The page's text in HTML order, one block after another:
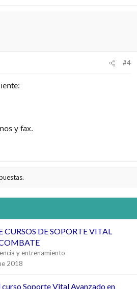
#4
y fax.
CURSOS DE SOPORTE VITAL
y entrenamiento
2018
Soporte Vital Avanzado en